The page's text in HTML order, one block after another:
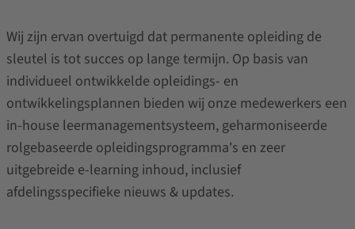
Wij zijn ervan overtuigd dat permanente opleiding de
sleutel is tot succes op lange termijn. Op basis van
individueel ontwikkelde opleidings- en
ontwikkelingsplannen bieden wij onze medewerkers een
in-house leermanagementsysteem, geharmoniseerde
rolgebaseerde opleidingsprogramma's en zeer
uitgebreide e-learning inhoud, inclusief
afdelingsspecifieke nieuws & updates.